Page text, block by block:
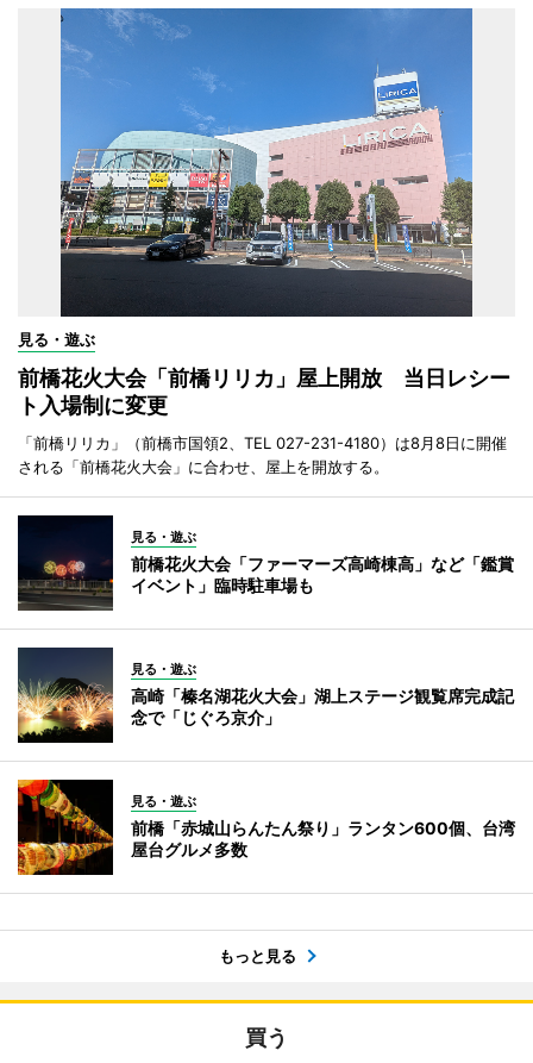
見る・遊ぶ
前橋花火大会「前橋リリカ」屋上開放 当日レシー
ト入場制に変更
「前橋リリカ」（前橋市国領2、TEL 027-231-4180）は8月8日に開催
される「前橋花火大会」に合わせ、屋上を開放する。
見る・遊ぶ
前橋花火大会「ファーマーズ高崎棟高」など「鑑賞
イベント」臨時駐車場も
見る・遊ぶ
高崎「榛名湖花火大会」湖上ステージ観覧席完成記
念で「じぐろ京介」
見る・遊ぶ
前橋「赤城山らんたん祭り」ランタン600個、台湾
屋台グルメ多数
もっと見る
買う